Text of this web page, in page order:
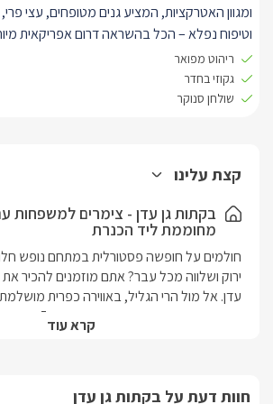
ומגוון האטרקציות, המציע גנים מטופחים, עצי
וטיפוח נפלא – הכל בהשראה דרום אפריקאית
הסוויטה גדולה וחדשה עם קומת גלריה מדהימה
היטב וכוללת מרפסת פרטית המשקיפה אל כל הגן.
עוד בסוויטה תוכלו ליהנות מאבזור וריהוט חדיש
פינות מנוחה ואירוח.
ריהוט מפואר
גקוזי בחדר
שולחן סנוקר
קצת עלינו
בקתות גן עדן - צימרים למשפחות
מחוממת ליד הכנרת
קרא עוד
חוות דעת על בקתות גן עדן